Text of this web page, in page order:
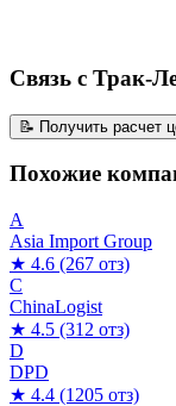
Связь с Трак-
📝 Получить расчет
Похожие
A
Asia Import Group
★ 4.6 (267 отз)
C
ChinaLogist
★ 4.5 (312 отз)
D
DPD
★ 4.4 (1205 отз)